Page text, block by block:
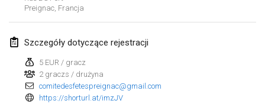
Preignac, Francja
Szczegóły dotyczące rejestracji
5 EUR / gracz
2 graczs / drużyna
comitedesfetespreignac@gmail.com
https://shorturl.at/imzJV
27 sty 2024|Francja
SingeliDuppeli
27 sty 2024|Finlandia